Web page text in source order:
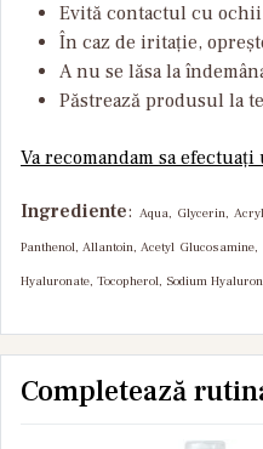
Evită contactul cu
În caz de iritație,
A nu se lăsa la
Păstrează produsul la
Va recomandam sa
Ingrediente: Aqua, Glycerin,
Panthenol, Allantoin, Acetyl
Hyaluronate, Tocopherol, Sodium
Completează